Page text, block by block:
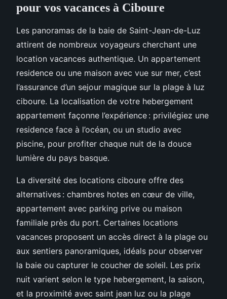
pour vos vacances à Ciboure
Les panoramas de la baie de Saint-Jean-de-Luz
attirent de nombreux voyageurs cherchant une
location vacances authentique. Un appartement
residence ou une maison avec vue sur mer, c’est
l’assurance d’un sejour magique sur la plage à luz
ciboure. La localisation de votre hebergement
appartement façonne l’expérience : privilégiez une
residence face à l’océan, ou un studio avec
piscine, pour profiter chaque nuit de la douce
lumière du pays basque.
La diversité des locations ciboure offre des
alternatives : chambres hotes en cœur de ville,
appartement avec parking prive ou maison
familiale près du port. Certaines locations
vacances proposent un accès direct à la plage ou
aux sentiers panoramiques, idéals pour observer
la baie ou capturer le coucher de soleil. Les prix
nuit varient selon le type hebergement, la saison,
et la proximité avec saint jean luz ou la plage